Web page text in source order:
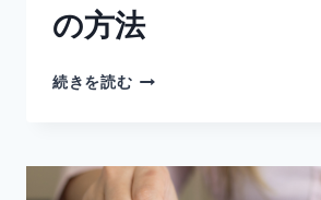
の方法
続きを読む